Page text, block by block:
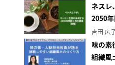
ネスレ
2050年
味の素
組織風